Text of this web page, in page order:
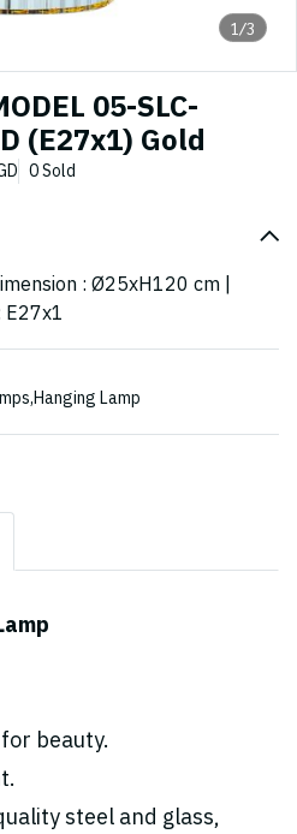
1/3
05-SLC-
(E27x1) Gold
0 Sold
: Ø25xH120 cm |
,Hanging Lamp
beauty.
steel and glass,